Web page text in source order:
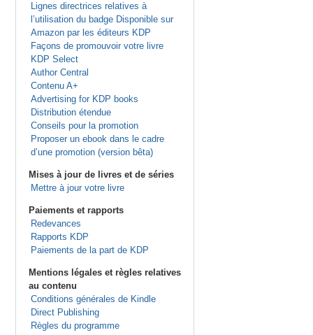
Lignes directrices relatives à
l’utilisation du badge Disponible sur
Amazon par les éditeurs KDP
Façons de promouvoir votre livre
KDP Select
Author Central
Contenu A+
Advertising for KDP books
Distribution étendue
Conseils pour la promotion
Proposer un ebook dans le cadre
d’une promotion (version bêta)
Mises à jour de livres et de séries
Mettre à jour votre livre
Paiements et rapports
Redevances
Rapports KDP
Paiements de la part de KDP
Mentions légales et règles relatives
au contenu
Conditions générales de Kindle
Direct Publishing
Règles du programme